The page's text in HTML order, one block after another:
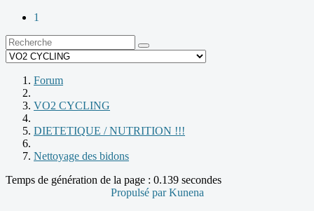
1
Forum
VO2 CYCLING
DIETETIQUE / NUTRITION !!!
Nettoyage des bidons
Temps de génération de la page : 0.139 secondes
Propulsé parKunena